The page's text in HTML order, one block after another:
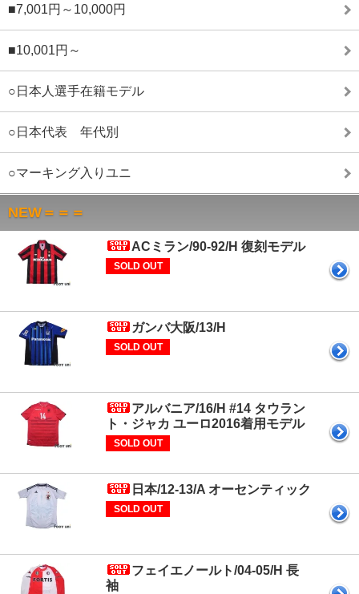
■7,001円～10,000円
■10,001円～
○日本人選手在籍モデル
○日本代表 年代別
○マーキング入りユニ
NEW＝＝＝
ACミラン/90-92/H 復刻モデル
SOLD OUT
ガンバ大阪/13/H
SOLD OUT
アルバニア/16/H #14 タウラン
ト・ジャカ ユーロ2016着用モデル
SOLD OUT
日本/12-13/A オーセンティック
SOLD OUT
フェイエノールト/04-05/H 長
袖